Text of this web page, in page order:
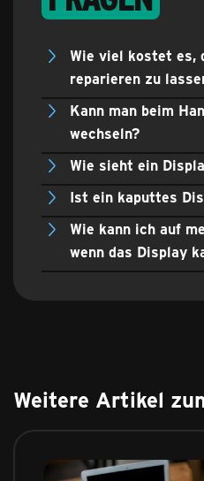
Wie viel kostet es,
reparieren zu
Kann man beim
wechseln?
Wie sieht ein
Ist ein kaputtes
Wie kann ich auf
wenn das Display
Weitere Artikel